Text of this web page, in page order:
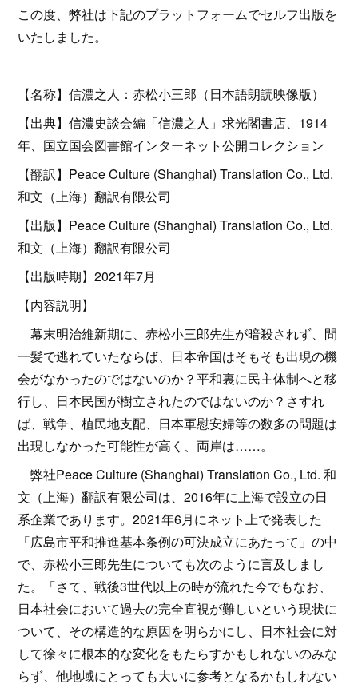
この度、弊社は下記のプラットフォームでセルフ出版を
いたしました。
【名称】信濃之人：赤松小三郎（日本語朗読映像版）
【出典】信濃史談会編「信濃之人」求光閣書店、1914
年、国立国会図書館インターネット公開コレクション
【翻訳】Peace Culture (Shanghai) Translation Co., Ltd.
和文（上海）翻訳有限公司
【出版】Peace Culture (Shanghai) Translation Co., Ltd.
和文（上海）翻訳有限公司
【出版時期】2021年7月
【内容説明】
幕末明治維新期に、赤松小三郎先生が暗殺されず、間
一髪で逃れていたならば、日本帝国はそもそも出現の機
会がなかったのではないのか？平和裏に民主体制へと移
行し、日本民国が樹立されたのではないのか？さすれ
ば、戦争、植民地支配、日本軍慰安婦等の数多の問題は
出現しなかった可能性が高く、両岸は……。
弊社Peace Culture (Shanghai) Translation Co., Ltd. 和
文（上海）翻訳有限公司は、2016年に上海で設立の日
系企業であります。2021年6月にネット上で発表した
「広島市平和推進基本条例の可決成立にあたって」の中
で、赤松小三郎先生についても次のように言及しまし
た。「さて、戦後3世代以上の時が流れた今でもなお、
日本社会において過去の完全直視が難しいという現状に
ついて、その構造的な原因を明らかにし、日本社会に対
して徐々に根本的な変化をもたらすかもしれないのみな
らず、他地域にとっても大いに参考となるかもしれない